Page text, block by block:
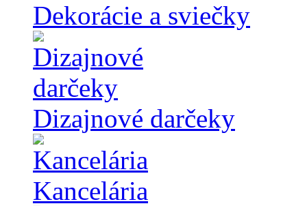
Dekorácie a sviečky
Dizajnové darčeky
Kancelária